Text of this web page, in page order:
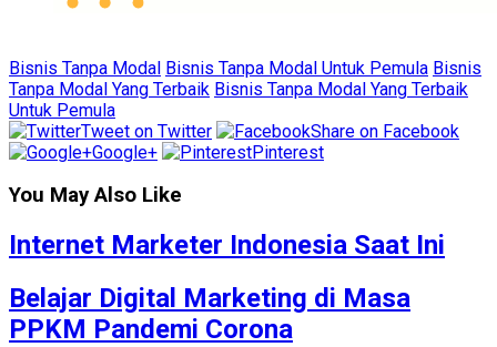
Bisnis Tanpa Modal Bisnis Tanpa Modal Untuk Pemula Bisnis
Tanpa Modal Yang Terbaik Bisnis Tanpa Modal Yang Terbaik
Untuk Pemula
Tweet on Twitter
Share on Facebook
Google+
Pinterest
You May Also Like
Internet Marketer Indonesia Saat Ini
Belajar Digital Marketing di Masa
PPKM Pandemi Corona